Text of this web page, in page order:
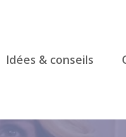
Idées & conseils